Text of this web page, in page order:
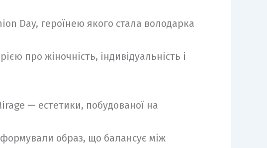
Day, героїнею якого стала володарка
про жіночність, індивідуальність і
— естетики, побудованої на
образ, що балансує між